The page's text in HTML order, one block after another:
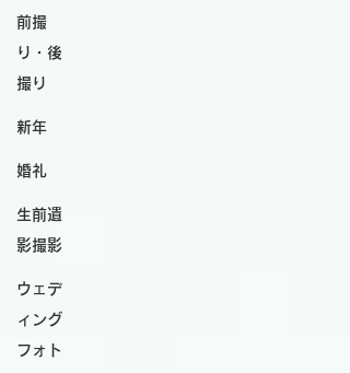
前撮
り・後
撮り
新年
婚礼
生前遺
影撮影
ウェデ
ィング
フォト